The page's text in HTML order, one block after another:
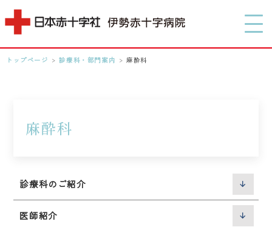
MENU
0596-28-2171
トップページ >診療科・部門案内 >麻酔科
麻酔科
診療科のご紹介
医師紹介